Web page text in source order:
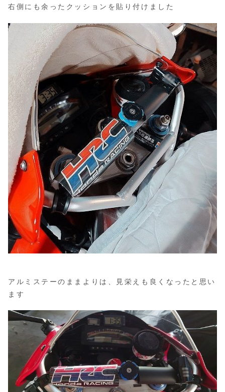
右側にも余ったクッションを貼り付けました
アルミステーのままよりは、見栄えも良くなったと思い
ます